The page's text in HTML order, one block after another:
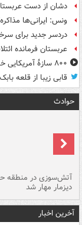
دشان از دست
ونس: ایرانی‌ها
دردسر جدید برای
عربستان فرمانده
۸۰۰ سازۀ آمریکایی خاکستر شد
قابی زیبا از قلعه
حوادث
آتش‌سوزی در منطقه
دیزمار مهار شد
آخرین اخبار